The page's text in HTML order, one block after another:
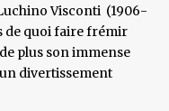
Visconti (1906-
de quoi faire frémir
plus son immense
divertissement